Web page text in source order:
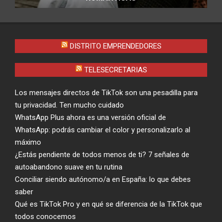
DISTRITO EMPRENDEDORES
TELESECRETARIAS
Los mensajes directos de TikTok son una pesadilla para
tu privacidad. Ten mucho cuidado
WhatsApp Plus ahora es una versión oficial de
WhatsApp: podrás cambiar el color y personalizarlo al
máximo
¿Estás pendiente de todos menos de ti? 7 señales de
autoabandono suave en tu rutina
Conciliar siendo autónomo/a en España: lo que debes
saber
Qué es TikTok Pro y en qué se diferencia de la TikTok que
todos conocemos